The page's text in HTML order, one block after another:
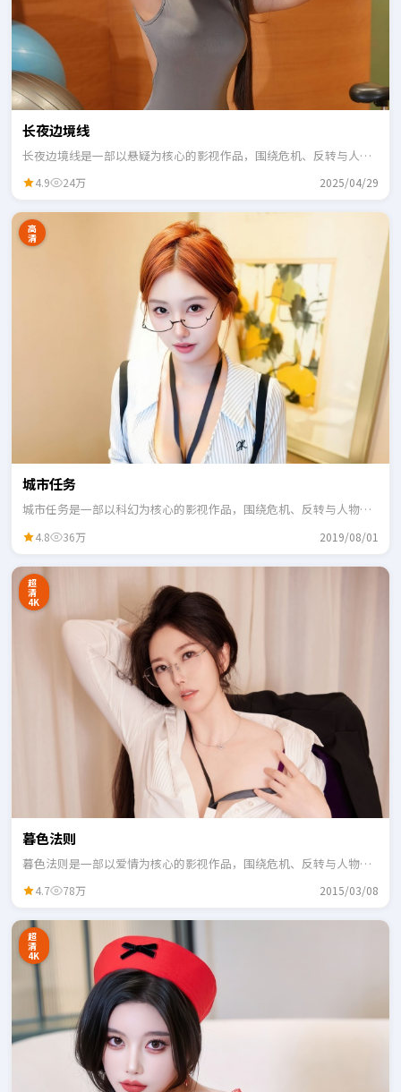
长夜边境线
长夜边境线是一部以悬疑为核心的影视作品，围绕危机、反转与人物
4.9 24万 2025/04/29
高
清
城市任务
城市任务是一部以科幻为核心的影视作品，围绕危机、反转与人物成
4.8 36万 2019/08/01
超
清
4K
暮色法则
暮色法则是一部以爱情为核心的影视作品，围绕危机、反转与人物成
4.7 78万 2015/03/08
超
清
4K